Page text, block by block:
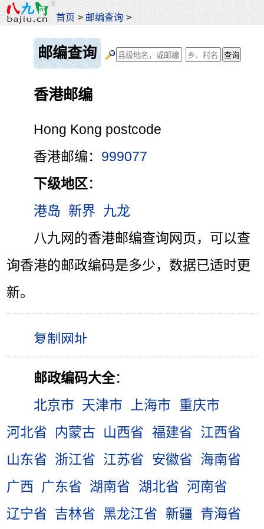
首页 > 邮编查询 >
邮编查询
香港邮编
Hong Kong postcode
香港邮编： 999077
下级地区：
港岛 新界 九龙
八九网的香港邮编查询网页，可以查
询香港的邮政编码是多少，数据已适时更
新。
邮政编码大全：
北京市 天津市 上海市
重庆市
河北省
内蒙古 山西省 福建省 江西省
山东省 浙江省 江苏省 安徽省 海南省
广西
广东省 湖南省 湖北省 河南省
辽宁省 吉林省 黑龙江省 新疆 青海省